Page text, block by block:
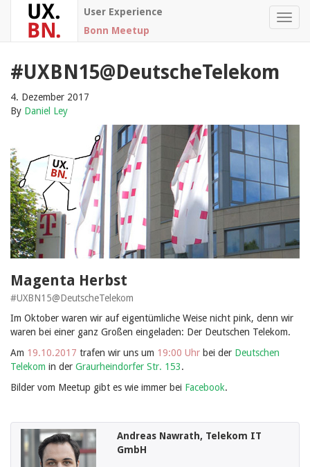
User Experience
Bonn Meetup
#UXBN15@DeutscheTelekom
4. Dezember 2017
By Daniel Ley
Magenta Herbst
#UXBN15@DeutscheTelekom
Im Oktober waren wir auf eigentümliche Weise nicht pink, denn wir
waren bei einer ganz Großen eingeladen: Der Deutschen Telekom.
Am 19.10.2017 trafen wir uns um 19:00 Uhr bei der Deutschen
Telekom in der Graurheindorfer Str. 153.
Bilder vom Meetup gibt es wie immer bei Facebook.
Andreas Nawrath, Telekom IT
GmbH